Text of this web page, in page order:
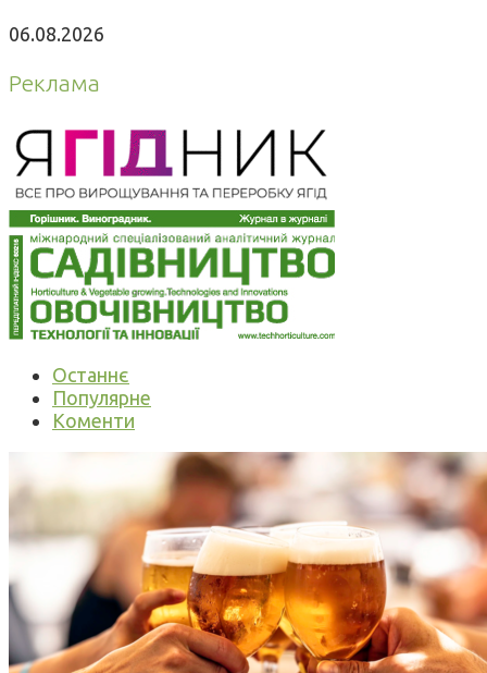
06.08.2026
Реклама
Останнє
Популярне
Коменти